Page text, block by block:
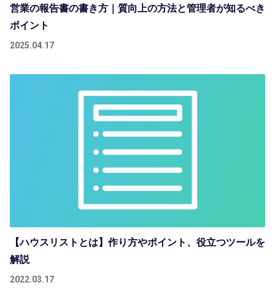
営業の報告書の書き方｜質向上の方法と管理者が知るべき
ポイント
2025.04.17
【ハウスリストとは】作り方やポイント、役立つツールを
解説
2022.03.17